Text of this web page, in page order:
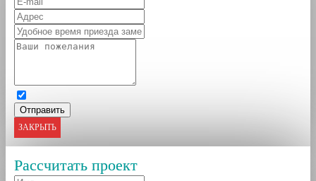
ЗАКРЫТЬ
Рассчитать проект